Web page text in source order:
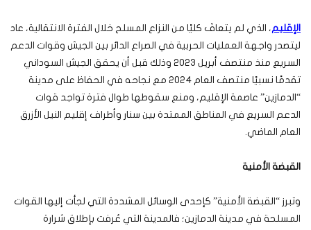
الإقليم، الذي لم يتعافَ كليًا من النزاع المسلح خلال الفترة الانتقالية، عاد
ليتصدر واجهة العمليات الحربية في الصراع الدائر بين الجيش وقوات الدعم
السريع منذ منتصف أبريل 2023 وذلك قبل أن يحقق الجيش السوداني
تقدمًا نسبيًا منتصف العام 2024 مع نجاحه في الحفاظ على مدينة
“الدمازين” عاصمة الإقليم، ومنع سقوطها طوال فترة تواجد قوات
الدعم السريع في المناطق الممتدة بين سنار وأطراف إقليم النيل الأزرق
العام الماضي.
القبضة الأمنية
وتبرز “القبضة الأمنية” كإحدى الوسائل المشددة التي لجأت إليها القوات
المسلحة في مدينة الدمازين؛ فالمدينة التي عُرفت بإطلاق شرارة